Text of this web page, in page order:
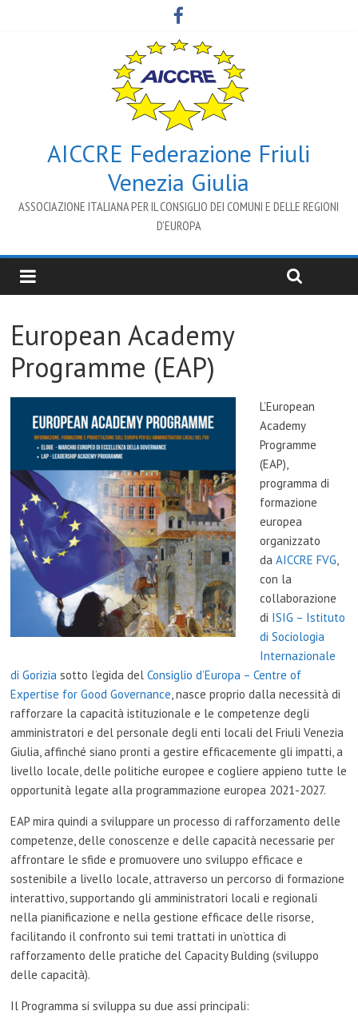
AICCRE Federazione Friuli
Venezia Giulia
ASSOCIAZIONE ITALIANA PER IL CONSIGLIO DEI COMUNI E DELLE REGIONI
D’EUROPA
European Academy
Programme (EAP)
L’European
Academy
Programme
(EAP),
programma di
formazione
europea
organizzato
daAICCRE FVG,
con la
collaborazione
di ISIG – Istituto
di Sociologia
Internazionale
di Gorizia sotto l’egida delConsiglio d’Europa – Centre of
Expertise for Good Governance, nasce proprio dalla necessità di
rafforzare la capacità istituzionale e le competenze degli
amministratori e del personale degli enti locali del Friuli Venezia
Giulia, affinché siano pronti a gestire efficacemente gli impatti, a
livello locale, delle politiche europee e cogliere appieno tutte le
opportunità legate alla programmazione europea 2021-2027.
EAP mira quindi a sviluppare un processo di rafforzamento delle
competenze, delle conoscenze e delle capacità necessarie per
affrontare le sfide e promuovere uno sviluppo efficace e
sostenibile a livello locale, attraverso un percorso di formazione
interattivo, supportando gli amministratori locali e regionali
nella pianificazione e nella gestione efficace delle risorse,
facilitando il confronto sui temi trattati in un’ottica di
rafforzamento delle pratiche del Capacity Bulding (sviluppo
delle capacità).
Il Programma si sviluppa su due assi principali: